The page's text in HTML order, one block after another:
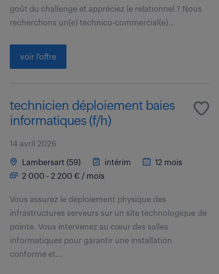
goût du challenge et appréciez le relationnel ? Nous
recherchons un(e) technico-commercial(e)...
voir l'offre
technicien déploiement baies
informatiques (f/h)
14 avril 2026
Lambersart (59) intérim
12 mois
2 000 - 2 200 € / mois
Vous assurez le déploiement physique des
infrastructures serveurs sur un site technologique de
pointe. Vous intervenez au cœur des salles
informatiques pour garantir une installation
conforme et...